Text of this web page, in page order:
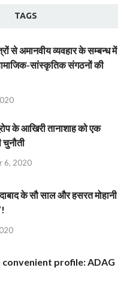
TAGS
से अमानवीय व्यवहार के सम्बन्ध में
सांस्कृतिक संगठनों की
के आखिरी तानाशाह को एक
चुनौती
6, 2020
के सौ साल और हसरत मोहानी
profile: ADAG